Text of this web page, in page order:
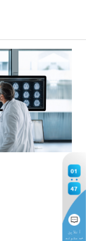
01
47
آنلاین
خدمتونه